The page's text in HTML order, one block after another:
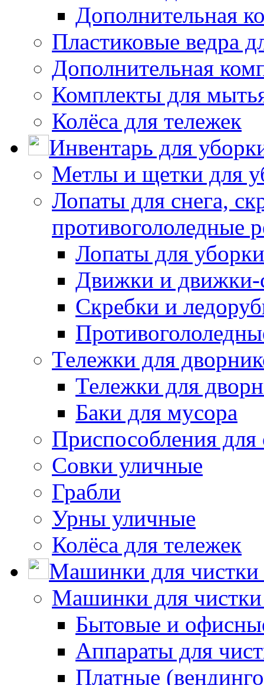
Дополнительная
Пластиковые ведра
Дополнительная
Комплекты для
Колёса для тележек
Инвентарь для
Метлы и щетки для
Лопаты для снега,
противогололедные
Лопаты для
Движки и движки-
Скребки и
Тележки для
Тележки для
Баки для мусора
Приспособления для
Совки уличные
Грабли
Урны уличные
Колёса для тележек
Машинки для чистки
Машинки для
Бытовые и
Аппараты для
Платные